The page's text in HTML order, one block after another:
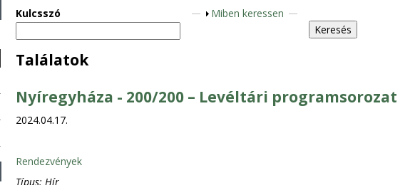
Kulcsszó
A
g
Miben keressen
Találatok
Nyíregyháza - 200/200 – Levéltári programsorozat
2024.04.17.
Rendezvények
Típus: Hír